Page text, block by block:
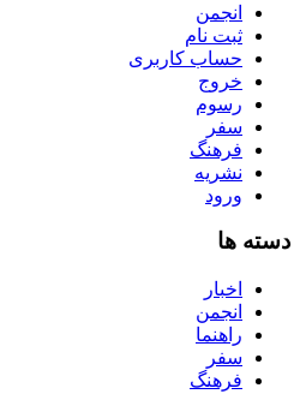
انجمن
ثبت نام
حساب کاربری
خروج
رسوم
سفر
فرهنگ
نشریه
ورود
دسته ها
اخبار
انجمن
راهنما
سفر
فرهنگ